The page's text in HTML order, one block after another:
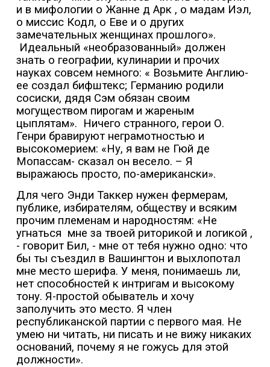
и в мифологии о Жанне д Арк , о мадам Иэл,
о миссис Кодл, о Еве и о других
замечательных женщинах прошлого».
Идеальный «необразованный» должен
знать о географии, кулинарии и прочих
науках совсем немного: « Возьмите Англию-
ее создал бифштекс; Германию родили
сосиски, дядя Сэм обязан своим
могуществом пирогам и жареным
цыплятам». Ничего странного, герои О.
Генри бравируют неграмотностью и
высокомерием: «Ну, я вам не Гюй де
Мопассам- сказал он весело. – Я
выражаюсь просто, по-американски».
Для чего Энди Таккер нужен фермерам,
публике, избирателям, обществу и всяким
прочим племенам и народностям: «Не
угнаться мне за твоей риторикой и логикой ,
- говорит Бил, - мне от тебя нужно одно: что
бы ты съездил в Вашингтон и выхлопотал
мне место шерифа. У меня, понимаешь ли,
нет способностей к интригам и высокому
тону. Я-простой обыватель и хочу
заполучить это место. Я член
республиканской партии с первого мая. Не
умею ни читать, ни писать и не вижу никаких
оснований, почему я не гожусь для этой
должности».